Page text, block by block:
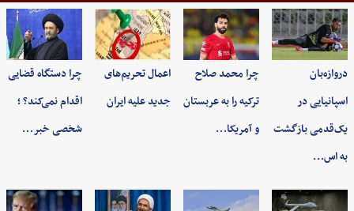
دروازه‌بان
اسپانیایی در
یک‌قدمی بازگشت
به اس…
چرا محمد صلاح
ترکیه را به عربستان
و آمریکا…
اعمال تحریم‌های
جدید علیه ایران
چرا دستگاه قضایی
اقدام نمی‌کند؟ ؛
شخصی خبر…